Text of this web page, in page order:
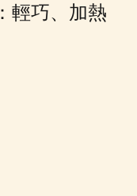
：輕巧、加熱